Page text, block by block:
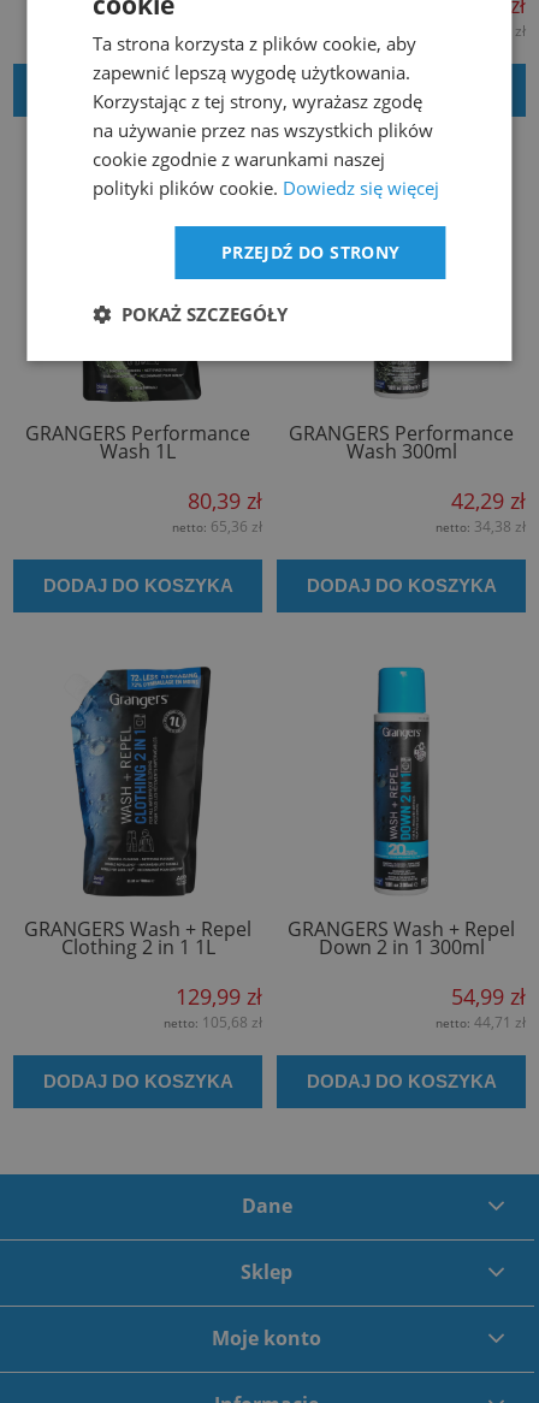
DODAJ DO KOSZYKA
68,85 zł
DODAJ DO KOSZYKA
GRANGERS Performance
Wash 1L
80,39 zł
netto: 65,36 zł
DODAJ DO KOSZYKA
GRANGERS Performance
Wash 300ml
42,29 zł
netto: 34,38 zł
DODAJ DO KOSZYKA
GRANGERS Wash + Repel
Clothing 2 in 1 1L
129,99 zł
netto: 105,68 zł
DODAJ DO KOSZYKA
GRANGERS Wash + Repel
Down 2 in 1 300ml
54,99 zł
netto: 44,71 zł
DODAJ DO KOSZYKA
Dane
Sklep
Moje konto
Ta strona korzysta z plików cookie, aby
zapewnić lepszą wygodę użytkowania.
Korzystając z tej strony, wyrażasz zgodę
na używanie przez nas wszystkich plików
cookie zgodnie z warunkami naszej
polityki plików cookie. Dowiedz się więcej
PRZEJDŹ DO STRONY
POKAŻ SZCZEGÓŁY